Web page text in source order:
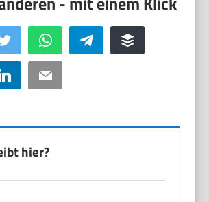
Twitter WhatsApp Telegram Buffer
LinkedIn Email
hier?